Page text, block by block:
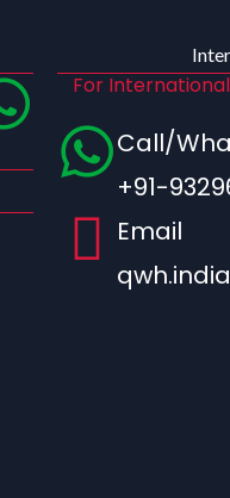
For
Call/
+91-
Email